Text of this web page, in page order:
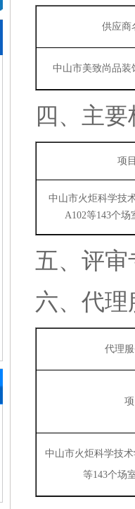
湖南银行2026年零售应用类系统研
供应商
中山市美致尚品装
四、主
项
中山市火炬科学技
A102等143个
五、 评审
六、 代理
代理
中山市火炬科学技
等143个场